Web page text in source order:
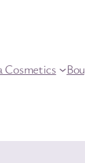
Cosmetics